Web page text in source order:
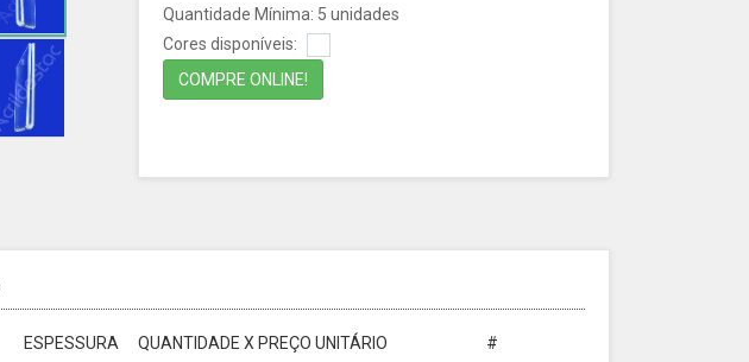
Quantidade Mínima: 5 unidades
Cores disponíveis:
COMPRE ONLINE!
ESPESSURA QUANTIDADE X PREÇO UNITÁRIO #